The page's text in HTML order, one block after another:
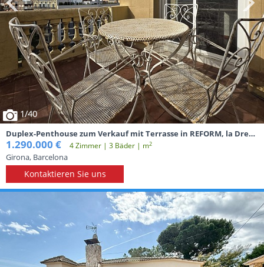
1/40
Duplex-Penthouse zum Verkauf mit Terrasse in REFORM, la Dreta
de l'Eixample, Barcelona
1.290.000 € 4 Zimmer | 3 Вäder | m2
Girona, Barcelona
Kontaktieren Sie uns